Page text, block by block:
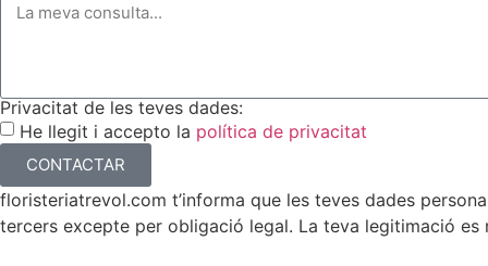
Privacitat de les teves dades:
He llegit i accepto la política de privacitat
CONTACTAR
floristeriatrevol.com t’informa que les teves dades
tercers excepte per obligació legal. La teva legitimació